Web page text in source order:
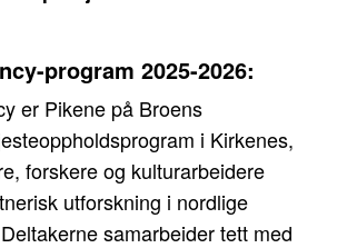
program 2025-2026:
er Pikene på Broens
i Kirkenes,
forskere og kulturarbeidere
utforskning i nordlige
samarbeider tett med